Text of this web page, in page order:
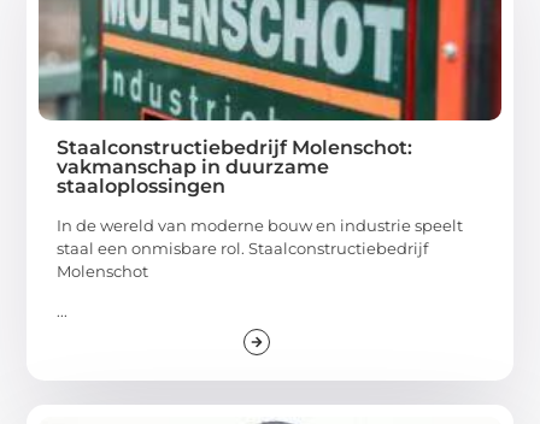
Staalconstructiebedrijf Molenschot:
vakmanschap in duurzame
staaloplossingen
In de wereld van moderne bouw en industrie speelt
staal een onmisbare rol. Staalconstructiebedrijf
Molenschot
...